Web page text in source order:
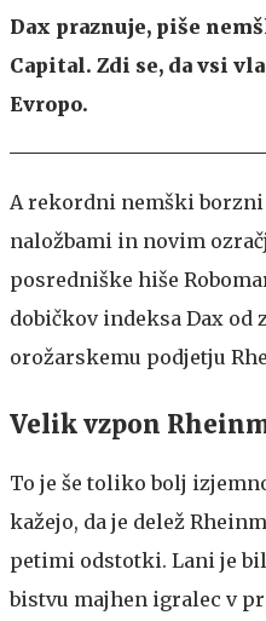
Dax praznuje, piše
Capital. Zdi se, da vsi
Evropo.
A rekordni nemški
naložbami in novim
posredniške hiše
dobičkov indeksa Dax od
orožarskemu podjetju
Velik vzpon
To je še toliko bolj
kažejo, da je delež
petimi odstotki. Lani je
bistvu majhen igralec v